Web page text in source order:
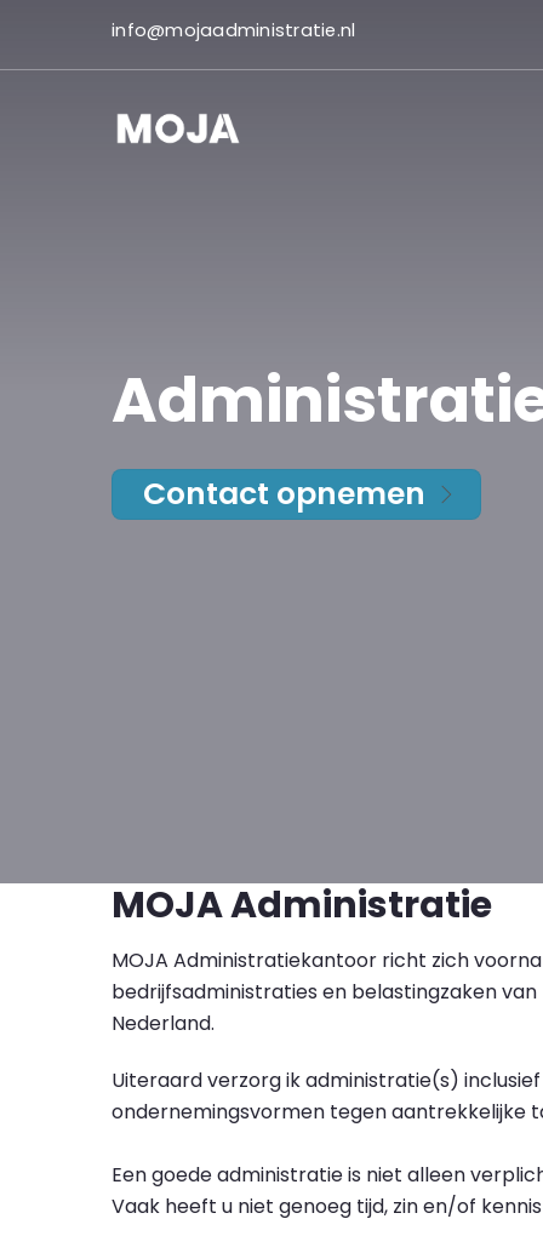
content
info@mojaadministratie.nl
Contact opnemen
MOJA Administratie
MOJA Administratiekantoor richt zich
bedrijfsadministraties en belastingzaken
Nederland.
Uiteraard verzorg ik administratie(s)
ondernemingsvormen tegen aantrekkelijke
Een goede administratie is niet alleen
Vaak heeft u niet genoeg tijd, zin en/of